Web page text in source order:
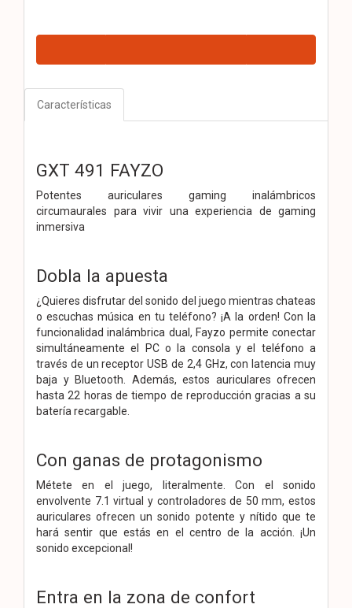
Características
GXT 491 FAYZO
Potentes auriculares gaming inalámbricos
circumaurales para vivir una experiencia de gaming
inmersiva
Dobla la apuesta
¿Quieres disfrutar del sonido del juego mientras chateas
o escuchas música en tu teléfono? ¡A la orden! Con la
funcionalidad inalámbrica dual, Fayzo permite conectar
simultáneamente el PC o la consola y el teléfono a
través de un receptor USB de 2,4 GHz, con latencia muy
baja y Bluetooth. Además, estos auriculares ofrecen
hasta 22 horas de tiempo de reproducción gracias a su
batería recargable.
Con ganas de protagonismo
Métete en el juego, literalmente. Con el sonido
envolvente 7.1 virtual y controladores de 50 mm, estos
auriculares ofrecen un sonido potente y nítido que te
hará sentir que estás en el centro de la acción. ¡Un
sonido excepcional!
Entra en la zona de confort